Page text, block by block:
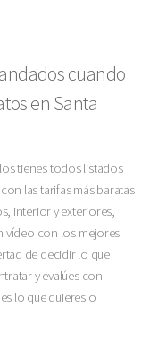
cuando
en Santa
tienes todos listados
las tarifas más baratas
interior y exteriores,
vídeo con los mejores
de decidir lo que
y evalúes con
lo que quieres o